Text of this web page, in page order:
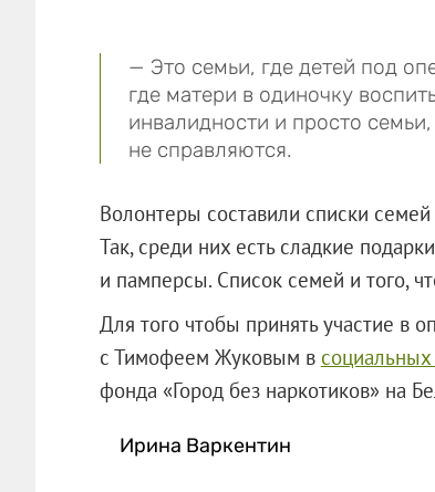
— Это семьи, где детей под
где матери в одиночку
инвалидности и просто
не справляются.
Волонтеры составили списки
Так, среди них есть сладкие
и памперсы. Список семей и того,
Для того чтобы принять участие в
с Тимофеем Жуковым в социальных
фонда «Город без наркотиков»
Ирина Варкентин